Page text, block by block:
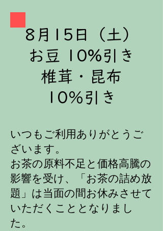
8月15日（土）
​お豆 10%引き
​椎茸・昆布
10％引き
いつもご利用ありがとうご
ざいます。
お茶の原料不足と価格高騰の
影響を受け、「お茶の詰め放
題」は当面の間お休みさせて
いただくこととなりまし
た。